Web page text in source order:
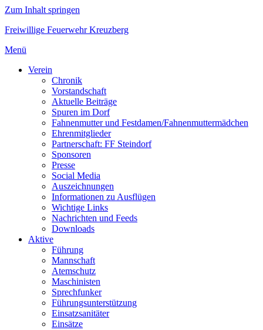
Zum Inhalt springen
Freiwillige Feuerwehr Kreuzberg
Menü
Verein
Chronik
Vorstandschaft
Aktuelle Beiträge
Spuren im Dorf
Fahnenmutter und Festdamen/Fahnenmuttermädchen
Ehrenmitglieder
Partnerschaft: FF Steindorf
Sponsoren
Presse
Social Media
Auszeichnungen
Informationen zu Ausflügen
Wichtige Links
Nachrichten und Feeds
Downloads
Aktive
Führung
Mannschaft
Atemschutz
Maschinisten
Sprechfunker
Führungsunterstützung
Einsatzsanitäter
Einsätze